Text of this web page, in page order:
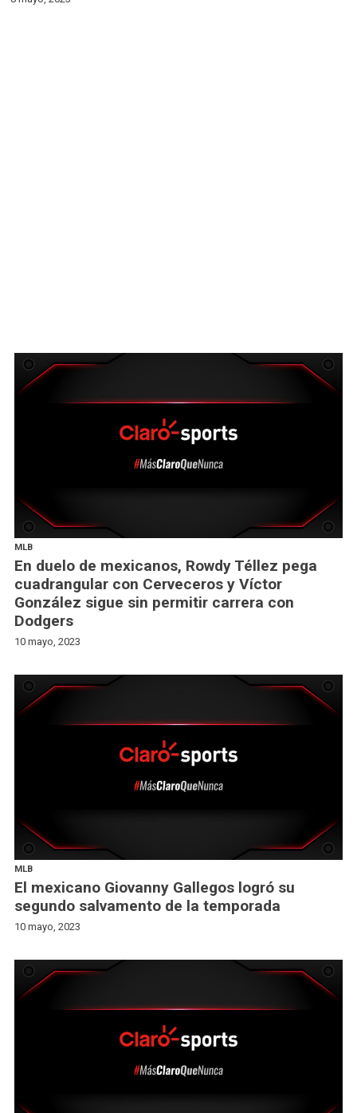
MLB
En duelo de mexicanos, Rowdy Téllez pega
cuadrangular con Cerveceros y Víctor
González sigue sin permitir carrera con
Dodgers
10 mayo, 2023
MLB
El mexicano Giovanny Gallegos logró su
segundo salvamento de la temporada
10 mayo, 2023